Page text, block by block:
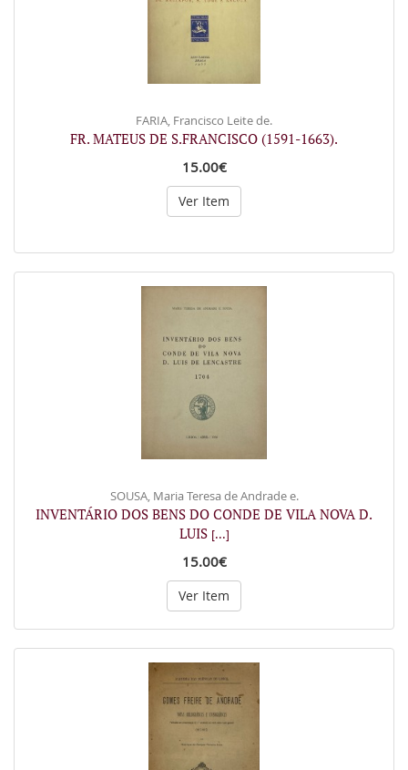
FARIA, Francisco Leite de.
FR. MATEUS DE S.FRANCISCO (1591-1663).
15.00€
Ver Item
SOUSA, Maria Teresa de Andrade e.
INVENTÁRIO DOS BENS DO CONDE DE VILA NOVA D.
LUIS [...]
15.00€
Ver Item